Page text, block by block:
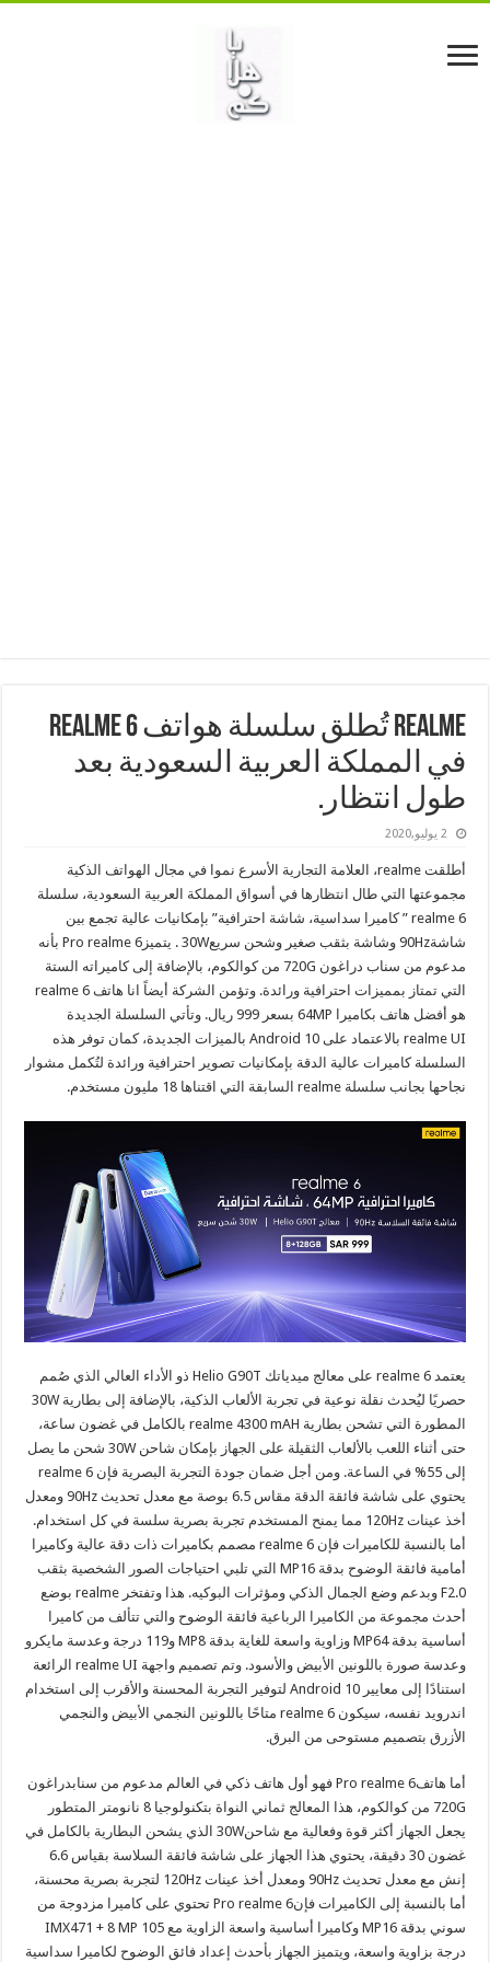
realme تُطلق سلسلة هواتف realme 6
في المملكة العربية السعودية بعد
طول انتظار.
2 يوليو,2020
أطلقت realme، العلامة التجارية الأسرع نموا في مجال الهواتف الذكية
مجموعتها التي طال انتظارها في أسواق المملكة العربية السعودية، سلسلة
realme 6 ” كاميرا سداسية، شاشة احترافية” بإمكانيات عالية تجمع بين
شاشة90Hz وشاشة بثقب صغير وشحن سريع30W . يتميزPro realme 6 بأنه
مدعوم من سناب دراغون 720G من كوالكوم، بالإضافة إلى كاميراته الستة
التي تمتاز بمميزات احترافية ورائدة. وتؤمن الشركة أيضاً انا هاتف realme 6
هو أفضل هاتف بكاميرا 64MP بسعر 999 ريال. وتأتي السلسلة الجديدة
realme UI بالاعتماد على Android 10 بالميزات الجديدة، كمان توفر هذه
السلسلة كاميرات عالية الدقة بإمكانيات تصوير احترافية ورائدة لتُكمل مشوار
نجاحها بجانب سلسلة realme السابقة التي اقتناها 18 مليون مستخدم.
يعتمد realme 6 على معالج ميدياتك Helio G90T ذو الأداء العالي الذي صُمم
حصريًا ليُحدث نقلة نوعية في تجربة الألعاب الذكية، بالإضافة إلى بطارية 30W
المطورة التي تشحن بطارية realme 4300 mAH بالكامل في غضون ساعة،
حتى أثناء اللعب بالألعاب الثقيلة على الجهاز بإمكان شاحن 30W شحن ما يصل
إلى 55% في الساعة. ومن أجل ضمان جودة التجربة البصرية فإن realme 6
يحتوي على شاشة فائقة الدقة مقاس 6.5 بوصة مع معدل تحديث 90Hz ومعدل
أخذ عينات 120Hz مما يمنح المستخدم تجربة بصرية سلسة في كل استخدام.
أما بالنسبة للكاميرات فإن realme 6 مصمم بكاميرات ذات دقة عالية وكاميرا
أمامية فائقة الوضوح بدقة MP16 التي تلبي احتياجات الصور الشخصية بثقب
F2.0 وبدعم وضع الجمال الذكي ومؤثرات البوكيه. هذا وتفتخر realme بوضع
أحدث مجموعة من الكاميرا الرباعية فائقة الوضوح والتي تتألف من كاميرا
أساسية بدقة MP64 وزاوية واسعة للغاية بدقة MP8 و119 درجة وعدسة مايكرو
وعدسة صورة باللونين الأبيض والأسود. وتم تصميم واجهة realme UI الرائعة
استنادًا إلى معايير Android 10 لتوفير التجربة المحسنة والأقرب إلى استخدام
اندرويد نفسه، سيكون realme 6 متاحًا باللونين النجمي الأبيض والنجمي
الأزرق بتصميم مستوحى من البرق.
أما هاتفPro realme 6 فهو أول هاتف ذكي في العالم مدعوم من سنابدراغون
720G من كوالكوم، هذا المعالج ثماني النواة بتكنولوجيا 8 نانومتر المتطور
يجعل الجهاز أكثر قوة وفعالية مع شاحن30W الذي يشحن البطارية بالكامل في
غضون 30 دقيقة، يحتوي هذا الجهاز على شاشة فائقة السلاسة بقياس 6.6
إنش مع معدل تحديث 90Hz ومعدل أخذ عينات 120Hz لتجربة بصرية محسنة،
أما بالنسبة إلى الكاميرات فإنPro realme 6 تحتوي على كاميرا مزدوجة من
سوني بدقة MP16 وكاميرا أساسية واسعة الزاوية مع IMX471 + 8 MP 105
درجة بزاوية واسعة، ويتميز الجهاز بأحدث إعداد فائق الوضوح لكاميرا سداسية